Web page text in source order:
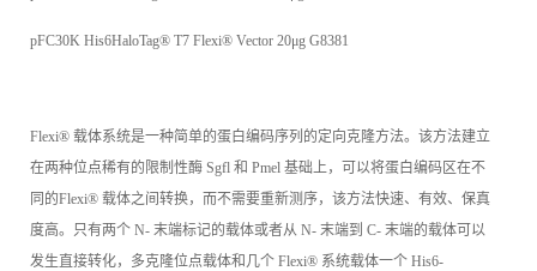
pFC30K His6HaloTag® T7 Flexi® Vector 20μg G8381
Flexi® 载体系统是一种简单的蛋白编码序列的定向克隆方法。该方法建立
在两种位点稀有的限制性酶 Sgfl 和 Pmel 基础上，可以将蛋白编码区在不
同的Flexi® 载体之间转换，而不需要重新测序，该方法快速、有效、保真
度高。只有两个 N- 末端标记的载体或者从 N- 末端到 C- 末端的载体可以
发生直接转化，多克隆位点载体和几个 Flexi® 系统载体一个 His6-